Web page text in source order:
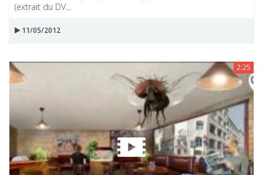
(extrait du DV...
11/05/2012
2:25